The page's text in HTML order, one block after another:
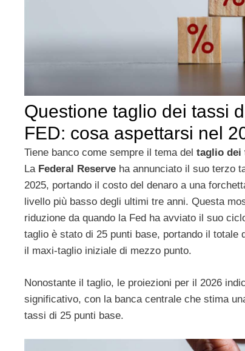
Questione taglio dei tassi
FED: cosa aspettarsi nel
Tiene banco come sempre il tema del taglio dei
La Federal Reserve ha annunciato il suo terzo
2025, portando il costo del denaro a una
livello più basso degli ultimi tre anni. Questa
riduzione da quando la Fed ha avviato il suo
taglio è stato di 25 punti base, portando il totale
il maxi-taglio iniziale di mezzo punto.
Nonostante il taglio, le proiezioni per il 2026
significativo, con la banca centrale che stima
tassi di 25 punti base.